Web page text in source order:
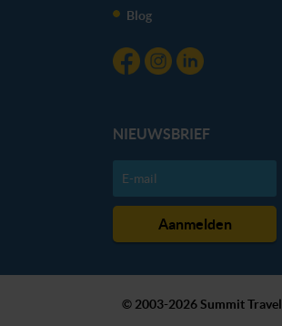
Blog
NIEUWSBRIEF
© 2003-2026 Summit Travel